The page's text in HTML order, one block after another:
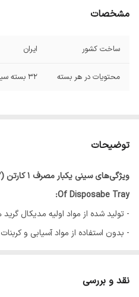
مشخصات
ساخت کشور ایران
محتویات در هر بسته 32 بسته سینی 500 گرمی)
توضیحات
Of Disposabe Tray:
- تولید شده از مواد اولیه مدیکال
- بدون استفاده از مواد آسیابی و کربنات
- بسته‌بندی شیرینک شده
نقد و بررسی